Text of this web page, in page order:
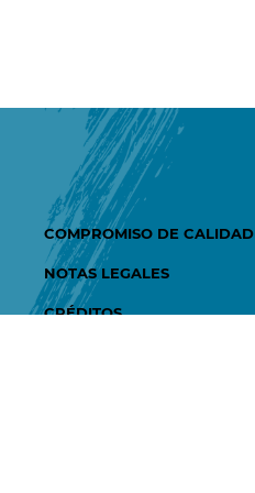
COMPROMISO DE CALIDAD
NOTAS LEGALES
CRÉDITOS